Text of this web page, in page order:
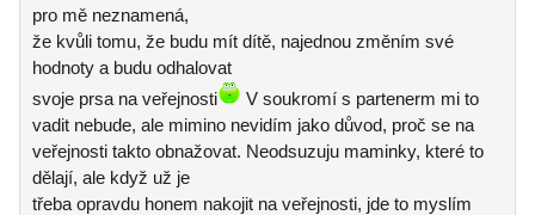
pro mě neznamená,
že kvůli tomu, že budu mít dítě, najednou změním své
hodnoty a budu odhalovat
svoje prsa na veřejnosti
V soukromí s partenerm mi to
vadit nebude, ale mimino nevidím jako důvod, proč se na
veřejnosti takto obnažovat. Neodsuzuju maminky, které to
dělají, ale když už je
třeba opravdu honem nakojit na veřejnosti, jde to myslím